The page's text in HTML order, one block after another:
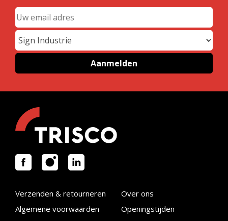
Verzenden & retourneren
Algemene voorwaarden
Over ons
Openingstijden